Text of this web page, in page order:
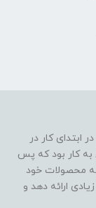
گذاری شد و در ابتدای کار در
کار بود که پس
محصولات خود
ارائه دهد و